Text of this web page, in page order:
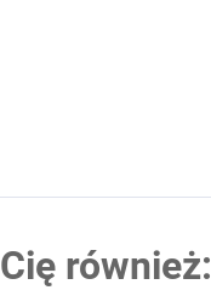
również: